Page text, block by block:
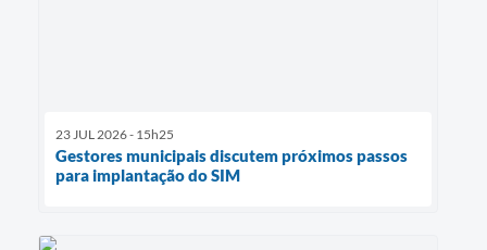
23 JUL 2026 - 15h25
Gestores municipais discutem próximos passos
para implantação do SIM